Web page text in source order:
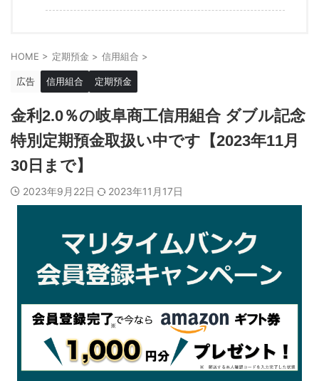
HOME > 定期預金 > 信用組合 >
広告 信用組合 定期預金
金利2.0％の岐阜商工信用組合 ダブル記念
特別定期預金取扱い中です【2023年11月
30日まで】
2023年9月22日 2023年11月17日